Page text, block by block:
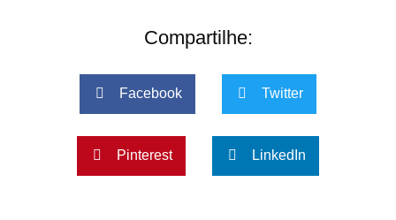
Compartilhe:
Facebook Twitter
Pinterest LinkedIn